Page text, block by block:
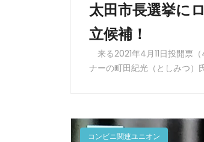
太田市長選挙に
立候補！
来る2021年4月11日投開票
ナーの町田紀光（としみつ
コンビニ関連ユニオン